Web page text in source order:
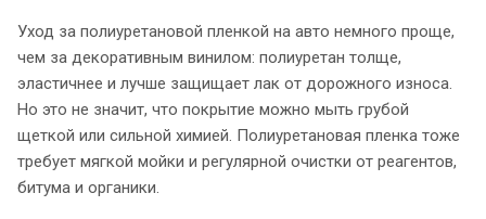
Уход за полиуретановой пленкой на авто немного проще,
чем за декоративным винилом: полиуретан толще,
эластичнее и лучше защищает лак от дорожного износа.
Но это не значит, что покрытие можно мыть грубой
щеткой или сильной химией. Полиуретановая пленка тоже
требует мягкой мойки и регулярной очистки от реагентов,
битума и органики.